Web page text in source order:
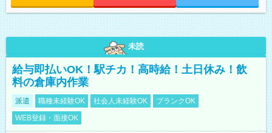
未読
給与即払いOK！駅チカ！高時給！土日休み！飲
料の倉庫内作業
派遣 職種未経験OK 社会人未経験OK
ブランクOK
WEB登録・面接OK